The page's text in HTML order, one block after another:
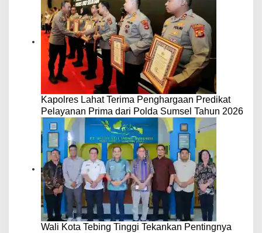
Kapolres Lahat Terima Penghargaan Predikat
Pelayanan Prima dari Polda Sumsel Tahun 2026
Wali Kota Tebing Tinggi Tekankan Pentingnya